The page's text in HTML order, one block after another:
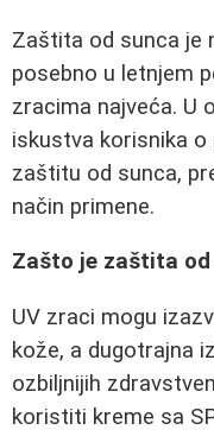
Zaštita od sunca je
posebno u letnjem
zracima najveća. U
iskustva korisnika
zaštitu od sunca,
način primene.
Zašto je zaštita
UV zraci mogu
kože, a dugotrajna
ozbiljnijih
koristiti kreme sa